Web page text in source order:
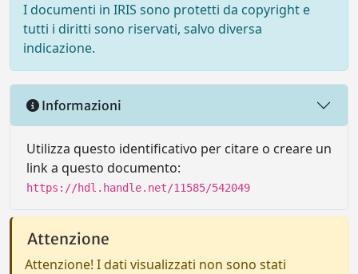
I documenti in IRIS sono protetti da copyright e
tutti i diritti sono riservati, salvo diversa
indicazione.
Informazioni
Utilizza questo identificativo per citare o creare un
link a questo documento:
https://hdl.handle.net/11585/542049
Attenzione
Attenzione! I dati visualizzati non sono stati